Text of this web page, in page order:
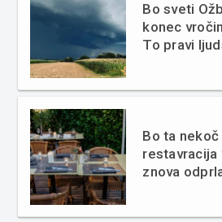
Bo sveti
konec
To pravi
Bo ta
restavracija
znova